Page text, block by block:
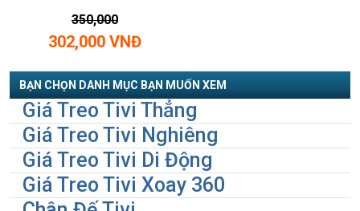
350,000
302,000 VNĐ
BẠN CHỌN DANH MỤC BẠN MUỐN XEM
Giá Treo Tivi Thẳng
Giá Treo Tivi Nghiêng
Giá Treo Tivi Di Động
Giá Treo Tivi Xoay 360